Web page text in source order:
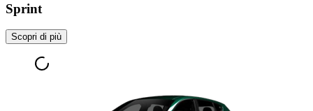
Sprint
Scopri di più